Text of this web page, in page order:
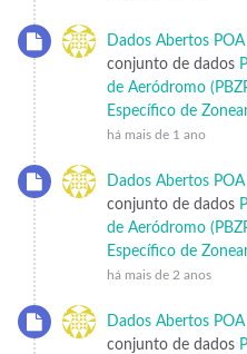
Dados Abertos POA
conjunto de dados
de Aeródromo
Específico de
há mais de 1 ano
Dados Abertos POA
conjunto de dados
de Aeródromo
Específico de
há mais de 2 anos
Dados Abertos POA
conjunto de dados